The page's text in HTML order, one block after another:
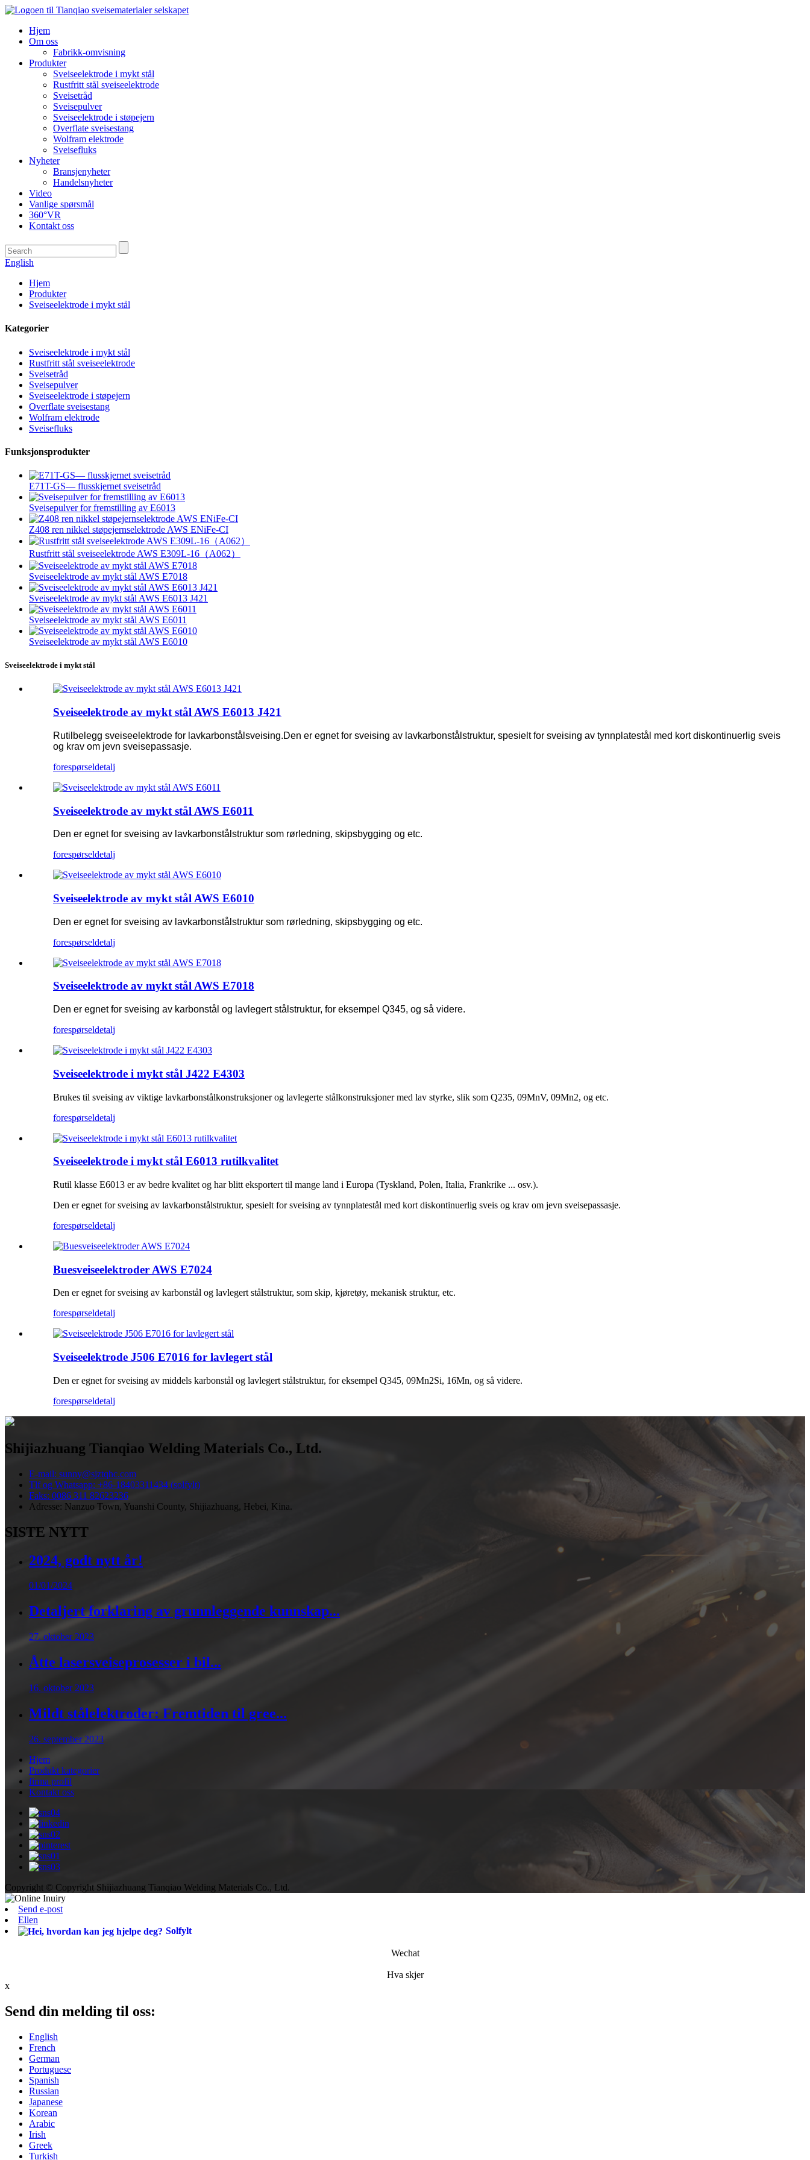
Hjem
Om oss
Fabrikk-omvisning
Produkter
Sveiseelektrode i mykt stål
Rustfritt stål sveiseelektrode
Sveisetråd
Sveisepulver
Sveiseelektrode i støpejern
Overflate sveisestang
Wolfram elektrode
Sveisefluks
Nyheter
Bransjenyheter
Handelsnyheter
Video
Vanlige spørsmål
360°VR
Kontakt oss
English
Hjem
Produkter
Sveiseelektrode i mykt stål
Kategorier
Sveiseelektrode i mykt stål
Rustfritt stål sveiseelektrode
Sveisetråd
Sveisepulver
Sveiseelektrode i støpejern
Overflate sveisestang
Wolfram elektrode
Sveisefluks
Funksjonsprodukter
E71T-GS— flusskjernet sveisetråd
Sveisepulver for fremstilling av E6013
Z408 ren nikkel støpejernselektrode AWS ENiFe-CI
Rustfritt stål sveiseelektrode AWS E309L-16（A062）
Sveiseelektrode av mykt stål AWS E7018
Sveiseelektrode av mykt stål AWS E6013 J421
Sveiseelektrode av mykt stål AWS E6011
Sveiseelektrode av mykt stål AWS E6010
Sveiseelektrode i mykt stål
Sveiseelektrode av mykt stål AWS E6013 J421
Rutilbelegg sveiseelektrode for lavkarbonstålsveising.Den er egnet for sveising av lavkarbonstålstruktur, spesielt for sveising av tynnplatestål med kort diskontinuerlig sveis
og krav om jevn sveisepassasje.
forespørseldetalj
Sveiseelektrode av mykt stål AWS E6011
Den er egnet for sveising av lavkarbonstålstruktur som rørledning, skipsbygging og etc.
forespørseldetalj
Sveiseelektrode av mykt stål AWS E6010
Den er egnet for sveising av lavkarbonstålstruktur som rørledning, skipsbygging og etc.
forespørseldetalj
Sveiseelektrode av mykt stål AWS E7018
Den er egnet for sveising av karbonstål og lavlegert stålstruktur, for eksempel Q345, og så videre.
forespørseldetalj
Sveiseelektrode i mykt stål J422 E4303
Brukes til sveising av viktige lavkarbonstålkonstruksjoner og lavlegerte stålkonstruksjoner med lav styrke, slik som Q235, 09MnV, 09Mn2, og etc.
forespørseldetalj
Sveiseelektrode i mykt stål E6013 rutilkvalitet
Rutil klasse E6013 er av bedre kvalitet og har blitt eksportert til mange land i Europa (Tyskland, Polen, Italia, Frankrike ... osv.).
Den er egnet for sveising av lavkarbonstålstruktur, spesielt for sveising av tynnplatestål med kort diskontinuerlig sveis og krav om jevn sveisepassasje.
forespørseldetalj
Buesveiseelektroder AWS E7024
Den er egnet for sveising av karbonstål og lavlegert stålstruktur, som skip, kjøretøy, mekanisk struktur, etc.
forespørseldetalj
Sveiseelektrode J506 E7016 for lavlegert stål
Den er egnet for sveising av middels karbonstål og lavlegert stålstruktur, for eksempel Q345, 09Mn2Si, 16Mn, og så videre.
forespørseldetalj
Shijiazhuang Tianqiao Welding Materials Co., Ltd.
E-mail: sunny@sjztqhc.com
Tlf og Whatsapp: +86-18403311434 (solfylt)
Faks: 0086 311 82623236
Adresse: Nanzuo Town, Yuanshi County, Shijiazhuang, Hebei, Kina.
SISTE NYTT
2024, godt nytt år!
01/01/2024
Detaljert forklaring av grunnleggende kunnskap...
27. oktober 2023
Åtte lasersveiseprosesser i bil...
16. oktober 2023
Mildt stålelektroder: Fremtiden til gree...
26. september 2023
Hjem
Produkt kategorier
firma profil
Kontakt oss
Copyright © Copyright Shijiazhuang Tianqiao Welding Materials Co., Ltd.
Send e-post
Ellen
Solfylt
Wechat
Hva skjer
x
Send din melding til oss:
English
French
German
Portuguese
Spanish
Russian
Japanese
Korean
Arabic
Irish
Greek
Turkish